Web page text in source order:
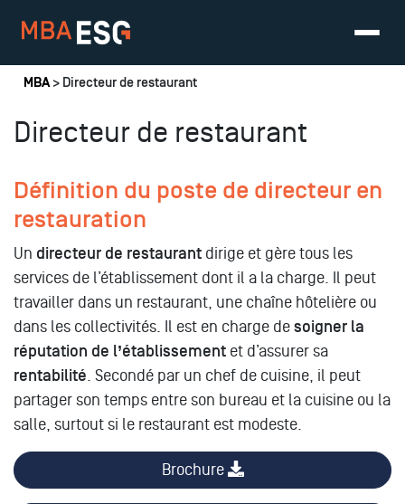
Vous êtes ici
MBA> Directeur de restaurant
Directeur de restaurant
Définition du poste de directeur en
restauration
Un directeur de restaurant dirige et gère tous les
services de l’établissement dont il a la charge. Il peut
travailler dans un restaurant, une chaîne hôtelière ou
dans les collectivités. Il est en charge de soigner la
réputation de l’établissement et d’assurer sa
rentabilité. Secondé par un chef de cuisine, il peut
partager son temps entre son bureau et la cuisine ou la
salle, surtout si le restaurant est modeste.
Brochure